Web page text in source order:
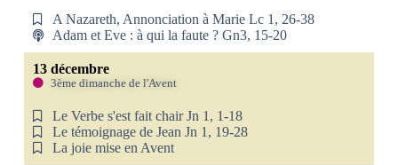
A Nazareth, Annonciation à Marie Lc 1, 26-38
Adam et Eve : à qui la faute ? Gn3, 15-20
13 décembre
3ème dimanche de l'Avent
Le Verbe s'est fait chair Jn 1, 1-18
Le témoignage de Jean Jn 1, 19-28
La joie mise en Avent